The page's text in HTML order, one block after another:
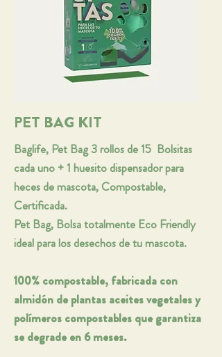
PET BAG KIT
Baglife, Pet Bag 3 rollos de 15 Bolsitas
cada uno + 1 huesito dispensador para
heces de mascota, Compostable,
Certificada.
Pet Bag, Bolsa totalmente Eco Friendly
ideal para los desechos de tu mascota.
100% compostable, fabricada con
almidón de plantas aceites vegetales y
polímeros compostables que garantiza
se degrade en 6 meses.